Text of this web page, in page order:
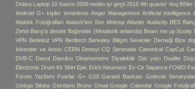
Dolara Laptop 10 Kasım 2009 neden iyi geçti 2016 4th quarter 4sq 80'ler
Android G+ kişiler temizleme Anger Management Artificial Intelligence
Atatürk Fotoğrafları Atatürk'ten Son Mektup Atlantis Audacity BES
Zehiri Barış'a destek Bağımlılık (Metaforik anlamda) Beam me up Scotty
VPN Bedelsiz VPN Beriltech Berkeley Bilişim Sevenler Derneği Bize
İskender ve Aristo CERN Deneyi CQ Serenade Canonical CapCut
DVB-C Davul Davulcu Dinamometre Diyalektik Dizi yazı Dualite
Electronic Drum Kit Shirt Epic Erich Neumann Ev-Ce Sapanca FOMO
Forum Yazlılımı Fuarlar G+ G20 Garanti Bankası Gelecek
Ginkgo Biloba Giordano Bruno Gmail Google Calendar Google